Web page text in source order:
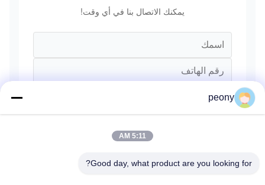
يمكنك الاتصال بنا في أي وقت!
peony
5:11 AM
Good day, what product are you looking for?